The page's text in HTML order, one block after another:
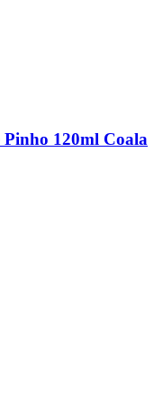
120ml Coala